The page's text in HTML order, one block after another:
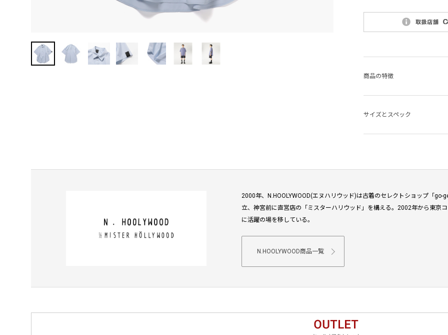
商品の特徴
サイズとスペック
2000年、N.HOOLYWOOD(エヌハリウッド)は古着のセレクトショップ「
立、神宮前に直営店の「ミスターハリウッド」を構える。2002年から東京
に活躍の場を移している。
N.HOOLYWOOD商品一覧